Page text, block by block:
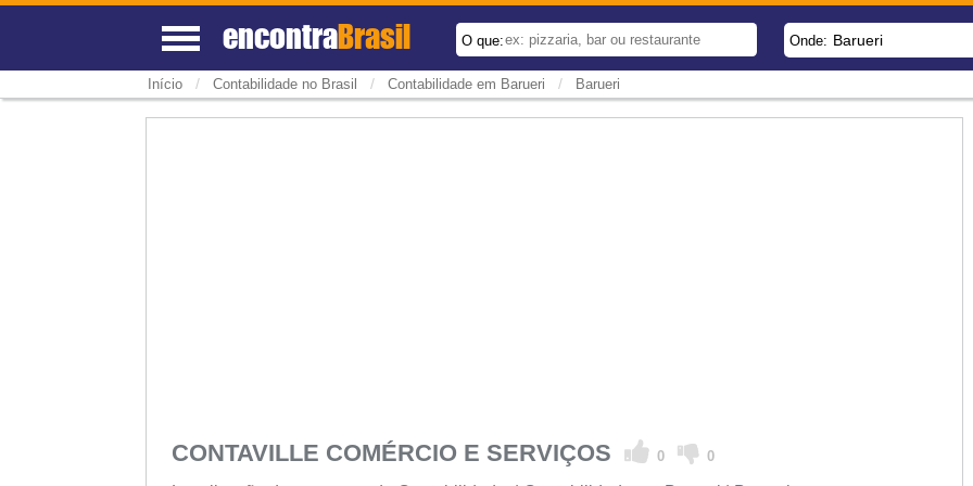
encontraBrasil O que: Onde: Barueri
Início / Contabilidade no Brasil / Contabilidade em Barueri / Barueri
CONTAVILLE COMÉRCIO E SERVIÇOS 0 0